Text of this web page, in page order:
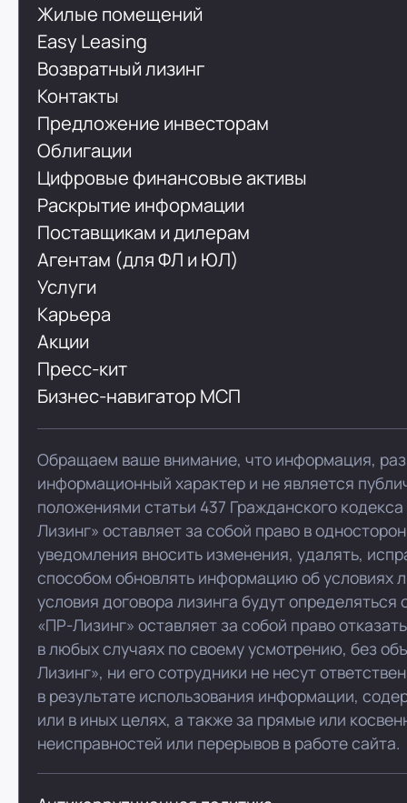
Жилые помещений
Easy Leasing
Возвратный лизинг
Контакты
Предложение инвесторам
Облигации
Цифровые финансовые активы
Раскрытие информации
Поставщикам и дилерам
Агентам (для ФЛ и ЮЛ)
Услуги
Карьера
Акции
Пресс-кит
Бизнес-навигатор МСП
Обращаем ваше внимание, что информация,
информационный характер и не является
положениями статьи 437 Гражданского
Лизинг» оставляет за собой право в
уведомления вносить изменения, удалять,
способом обновлять информацию об условиях
условия договора лизинга будут
«ПР-Лизинг» оставляет за собой право
в любых случаях по своему усмотрению, без
Лизинг», ни его сотрудники не несут
в результате использования информации,
или в иных целях, а также за прямые или
неисправностей или перерывов в работе сайта.